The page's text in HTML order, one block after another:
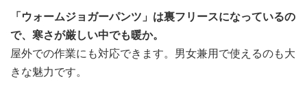
「ウォームジョガーパンツ」は裏フリースになっているの
で、寒さが厳しい中でも暖か。
屋外での作業にも対応できます。男女兼用で使えるのも大
きな魅力です。